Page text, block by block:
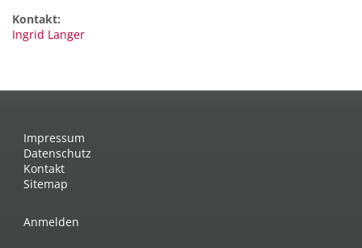
Kontakt:
Ingrid Langer
Impressum
Datenschutz
Kontakt
Sitemap
Anmelden